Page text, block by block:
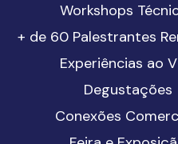
Workshops
+ de 60 Palestrantes
Experiências ao
Degustações
Conexões